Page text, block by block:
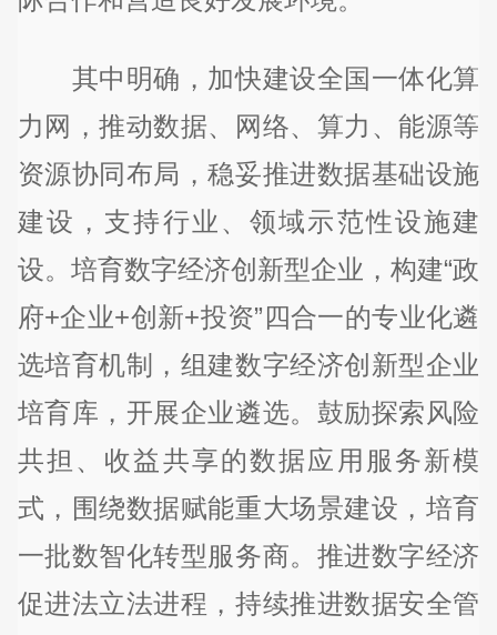
其中明确，加快建设全国一体化算
力网，推动数据、网络、算力、能源等
资源协同布局，稳妥推进数据基础设施
建设，支持行业、领域示范性设施建
设。培育数字经济创新型企业，构建“政
府+企业+创新+投资”四合一的专业化遴
选培育机制，组建数字经济创新型企业
培育库，开展企业遴选。鼓励探索风险
共担、收益共享的数据应用服务新模
式，围绕数据赋能重大场景建设，培育
一批数智化转型服务商。推进数字经济
促进法立法进程，持续推进数据安全管